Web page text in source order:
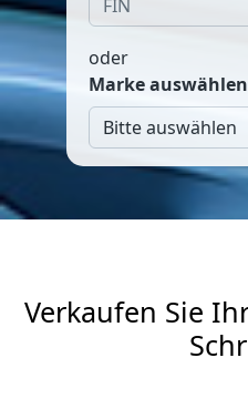
oder
Marke auswählen
Verkaufen Sie